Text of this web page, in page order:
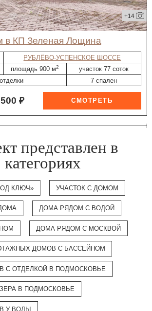
+14
в КП Зеленая Лощина
РУБЛЁВО-УСПЕНСКОЕ ШОССЕ
площадь 900 м2
участок 77 соток
7 спален
₽
представлен в
категориях
КЛЮЧ» УЧАСТОК С ДОМОМ
ДОМА РЯДОМ С ВОДОЙ
ДОМА РЯДОМ С МОСКВОЙ
ДОМОВ С БАССЕЙНОМ
С ОТДЕЛКОЙ В ПОДМОСКОВЬЕ
В ПОДМОСКОВЬЕ
У ВОДЫ